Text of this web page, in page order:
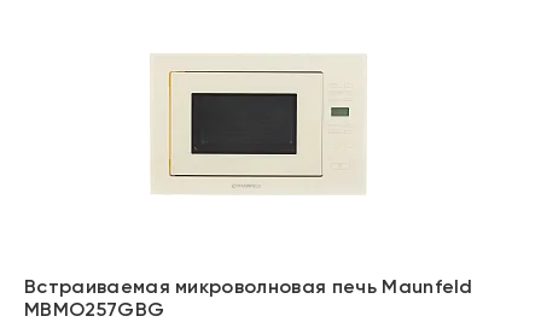
Встраиваемая микроволновая печь Maunfeld
MBMO257GBG